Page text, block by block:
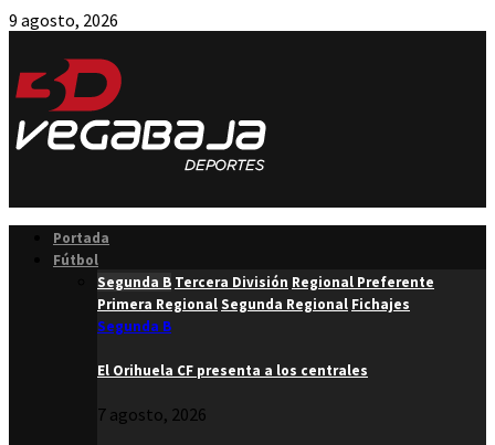
9 agosto, 2026
Portada
Fútbol
Segunda B Tercera División Regional Preferente
Primera RegionalSegunda Regional Fichajes
Segunda B
El Orihuela CF presenta a los centrales
7 agosto, 2026